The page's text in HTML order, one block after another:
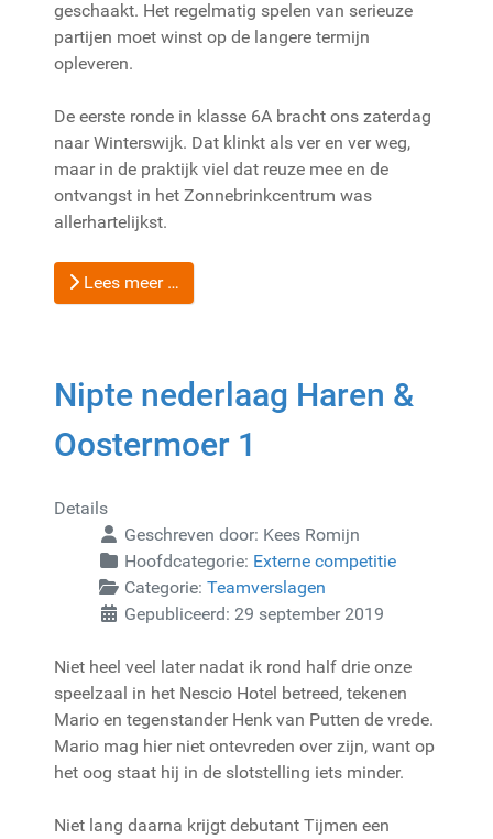
geschaakt. Het regelmatig spelen van serieuze
partijen moet winst op de langere termijn
opleveren.
De eerste ronde in klasse 6A bracht ons zaterdag
naar Winterswijk. Dat klinkt als ver en ver weg,
maar in de praktijk viel dat reuze mee en de
ontvangst in het Zonnebrinkcentrum was
allerhartelijkst.
Lees meer …
Nipte nederlaag Haren &
Oostermoer 1
Details
Geschreven door: Kees Romijn
Hoofdcategorie: Externe competitie
Categorie: Teamverslagen
Gepubliceerd: 29 september 2019
Niet heel veel later nadat ik rond half drie onze
speelzaal in het Nescio Hotel betreed, tekenen
Mario en tegenstander Henk van Putten de vrede.
Mario mag hier niet ontevreden over zijn, want op
het oog staat hij in de slotstelling iets minder.
Niet lang daarna krijgt debutant Tijmen een